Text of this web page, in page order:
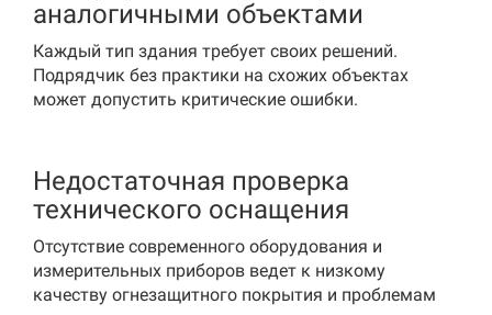
аналогичными объектами
Каждый тип здания требует своих решений.
Подрядчик без практики на схожих объектах
может допустить критические ошибки.
Недостаточная проверка
технического оснащения
Отсутствие современного оборудования и
измерительных приборов ведет к низкому
качеству огнезащитного покрытия и проблемам